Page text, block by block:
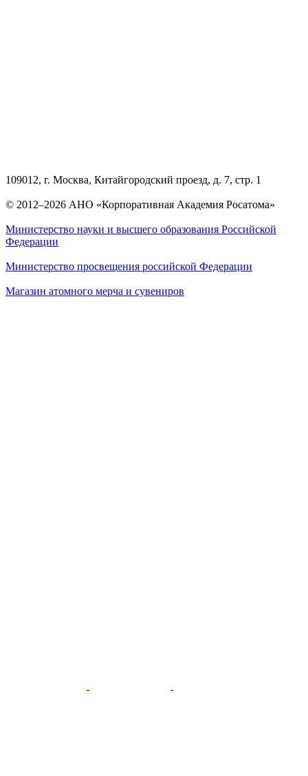
109012, г. Москва, Китайгородский проезд, д. 7, стр. 1
© 2012–2026 АНО «Корпоративная Академия Росатома»
Министерство науки и высшего образования Российской
Федерации
Министерство просвещения российской Федерации
Магазин атомного мерча и сувениров